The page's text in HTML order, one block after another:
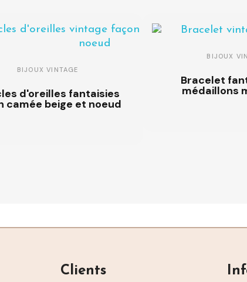
BIJOUX VINTAGE
d'oreilles fantaisies
camée beige et noeud
BIJOUX
Bracelet
médaillons
Clients